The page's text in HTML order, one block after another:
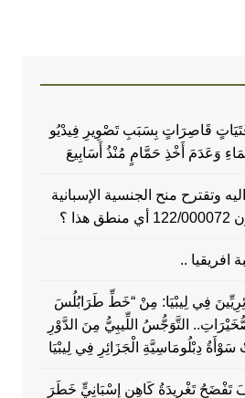
فَتَيَاتٍ قَاصِرَاتٍ بِسَبَبِ تَصْوِيرِ فِيدْيُو
وَعَدَمَ أَخْذِ حَمَّامٍ مُنْذُ أَسَابِيعَ
وتقترح منح الجنسية الإسبانية
؟
افريقيا ..
فِي لِيبْيَا: مِنْ “خَطِّ طَرَابُلُسَ
التَّوَجُّسُ اللِّيبِيُّ مِنَ الدَّوْرِ
دِبْلُومَاسِيَّةِ الْجَزَائِرِ فِي لِيبْيَا
تَفْضَحُ تَغْرِيدَةُ كَاهِنٍ إِسْبَانِيٍّ خَطَرَ